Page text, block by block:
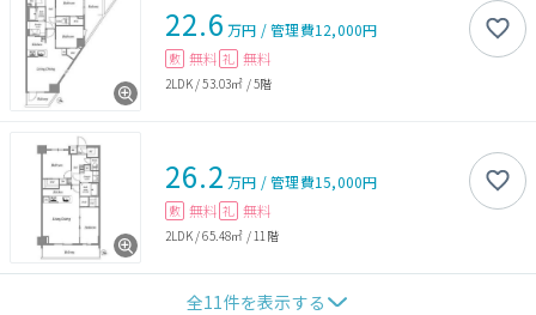
22.6 万円 /管理費12,000円
敷 無料 礼 無料
2LDK/53.03㎡ /5階
26.2 万円 /管理費15,000円
敷 無料 礼 無料
2LDK/65.48㎡ / 11階
全11件を表示する